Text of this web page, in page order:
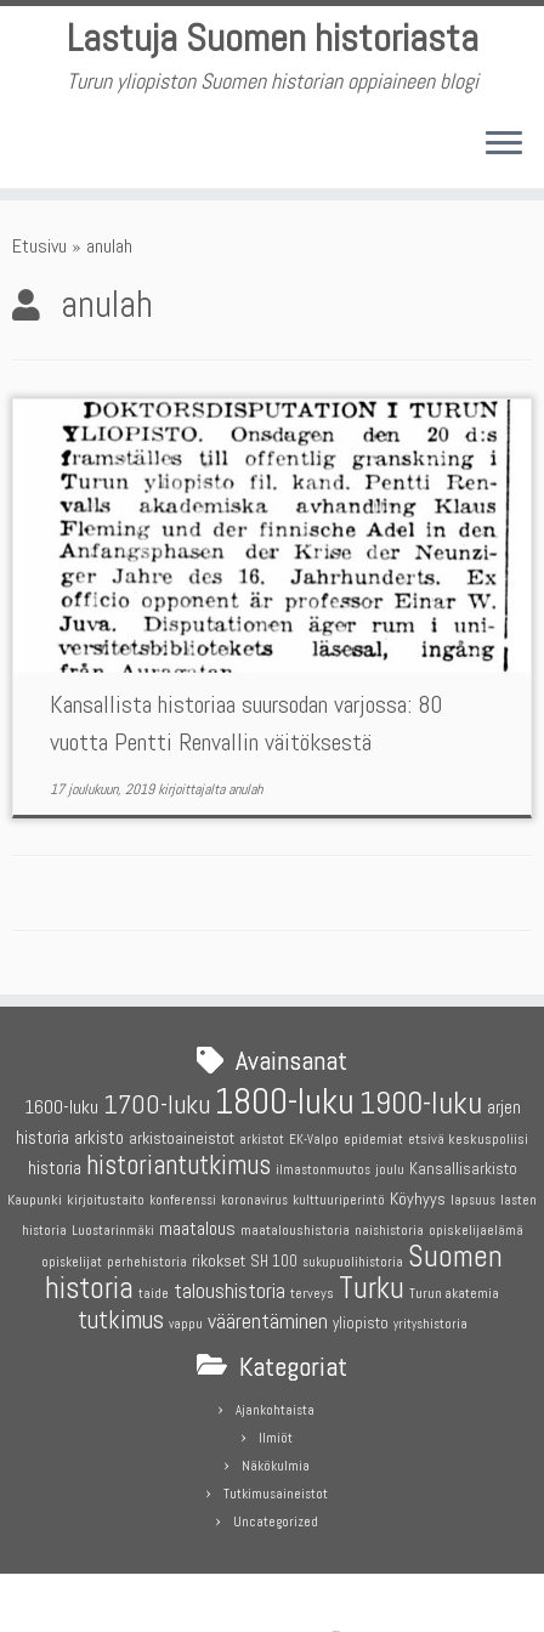
Skip
Lastuja Suomen historiasta
Turun yliopiston Suomen historian oppiaineen blogi
Etusivu » anulah
anulah
Kansallista historiaa suursodan varjossa: 80
vuotta Pentti Renvallin väitöksestä
17 joulukuun, 2019 kirjoittajaltaanulah
Avainsanat
1600-luku 1700-luku 1800-luku 1900-luku arjen
historia arkisto arkistoaineistot arkistot EK-Valpo epidemiat etsivä keskuspoliisi
historia historiantutkimus ilmastonmuutos joulu Kansallisarkisto
Kaupunki kirjoitustaito konferenssi koronavirus kulttuuriperintö Köyhyys lapsuus lasten
historia Luostarinmäki maatalous maataloushistoria naishistoria opiskelijaelämä
opiskelijat perhehistoria rikokset SH 100 sukupuolihistoria Suomen
historia taide taloushistoria terveys Turku Turun akatemia
tutkimus vappu väärentäminen yliopisto yrityshistoria
Kategoriat
Ajankohtaista
Ilmiöt
Näkökulmia
Tutkimusaineistot
Uncategorized